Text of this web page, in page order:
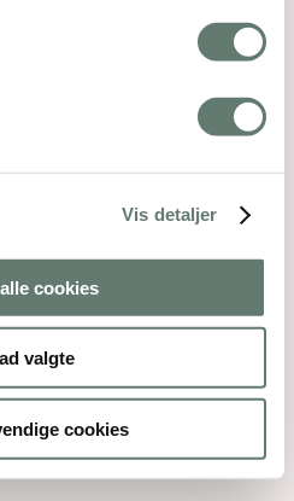
Vis detaljer
cookies
valgte
cookies